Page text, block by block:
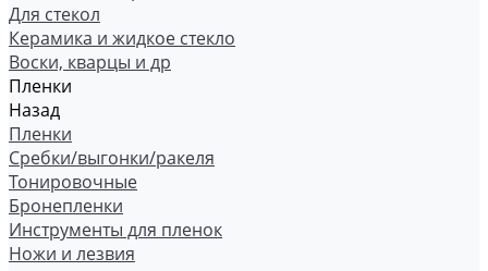
Для стекол
Керамика и жидкое стекло
Воски, кварцы и др
Пленки
Назад
Пленки
Сребки/выгонки/ракеля
Тонировочные
Бронепленки
Инструменты для пленок
Ножи и лезвия